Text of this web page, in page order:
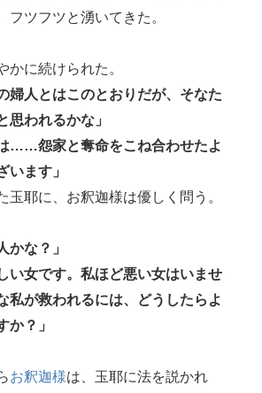
フツフツと湧いてきた。
かに続けられた。
婦人とはこのとおりだが、そなた
思われるかな」
……怨家と奪命をこね合わせたよ
います」
玉耶に、お釈迦様は優しく問う。
かな？」
い女です。私ほど悪い女はいませ
私が救われるには、どうしたらよ
か？」
お釈迦様は、玉耶に法を説かれ